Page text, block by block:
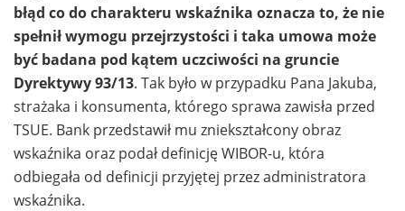
błąd co do charakteru wskaźnika oznacza to, że nie
spełnił wymogu przejrzystości i taka umowa może
być badana pod kątem uczciwości na gruncie
Dyrektywy 93/13. Tak było w przypadku Pana Jakuba,
strażaka i konsumenta, którego sprawa zawisła przed
TSUE. Bank przedstawił mu zniekształcony obraz
wskaźnika oraz podał definicję WIBOR-u, która
odbiegała od definicji przyjętej przez administratora
wskaźnika.